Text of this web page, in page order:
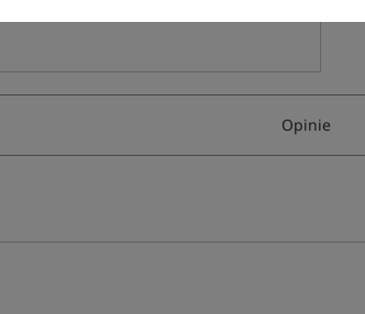
Opinie